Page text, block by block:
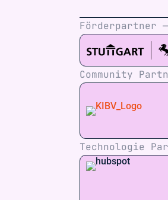
Förderpartner
Community
Technologie